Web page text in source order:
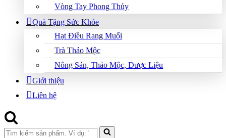
Vòng Tay Phong Thủy
Quà Tặng Sức Khỏe
Hạt Điều Rang Muối
Trà Thảo Mộc
Nông Sản, Thảo Mộc, Dược Liệu
Giới thiệu
Liên hệ
Search